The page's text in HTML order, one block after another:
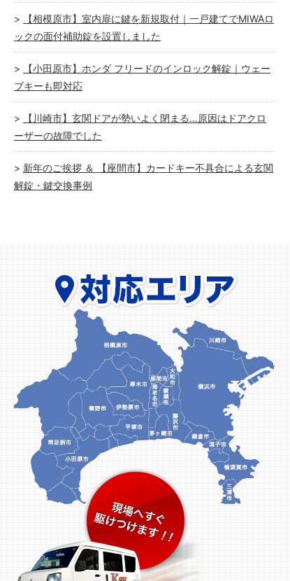
【相模原市】室内扉に鍵を新規取付｜一戸建てでMIWAロ
ックの面付補助錠を設置しました
【小田原市】ホンダ フリードのインロック解錠｜ウェー
ブキーも即対応
【川崎市】玄関ドアが勢いよく閉まる…原因はドアクロ
ーザーの故障でした
新年のご挨拶 ＆ 【座間市】カードキー不具合による玄関
解錠・鍵交換事例